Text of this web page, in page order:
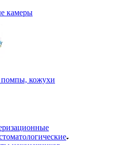
камеры
кожухи